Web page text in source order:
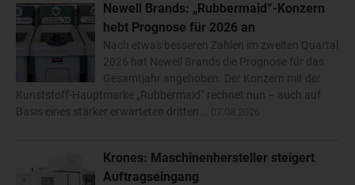
Newell Brands: „Rubbermaid“-Konzern
hebt Prognose für 2026 an
Nach etwas besseren Zahlen im zweiten Quartal
2026 hat Newell Brands die Prognose für das
Gesamtjahr angehoben. Der Konzern mit der
Kunststoff-Hauptmarke „Rubbermaid“ rechnet nun – auch auf
Basis eines stärker erwarteten dritten...
Krones: Maschinenhersteller steigert
Auftragseingang